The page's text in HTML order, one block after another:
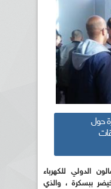
حول
الطبعة ال3 للصالون الدولي للكهرباء
ببسكرة ، والذي